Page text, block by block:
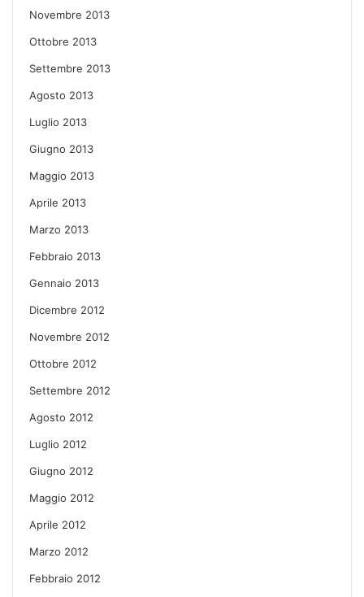
Novembre 2013
Ottobre 2013
Settembre 2013
Agosto 2013
Luglio 2013
Giugno 2013
Maggio 2013
Aprile 2013
Marzo 2013
Febbraio 2013
Gennaio 2013
Dicembre 2012
Novembre 2012
Ottobre 2012
Settembre 2012
Agosto 2012
Luglio 2012
Giugno 2012
Maggio 2012
Aprile 2012
Marzo 2012
Febbraio 2012